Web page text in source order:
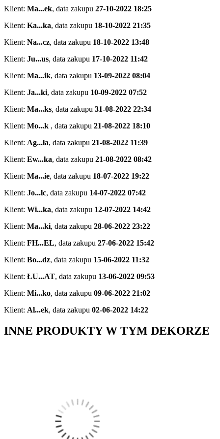
Klient: Ma...ek, data zakupu 27-10-2022 18:25
Klient: Ka...ka, data zakupu 18-10-2022 21:35
Klient: Na...cz, data zakupu 18-10-2022 13:48
Klient: Ju...us, data zakupu 17-10-2022 11:42
Klient: Ma...ik, data zakupu 13-09-2022 08:04
Klient: Ja...ki, data zakupu 10-09-2022 07:52
Klient: Ma...ks, data zakupu 31-08-2022 22:34
Klient: Mo...k , data zakupu 21-08-2022 18:10
Klient: Ag...ła, data zakupu 21-08-2022 11:39
Klient: Ew...ka, data zakupu 21-08-2022 08:42
Klient: Ma...ie, data zakupu 18-07-2022 19:22
Klient: Jo...lc, data zakupu 14-07-2022 07:42
Klient: Wi...ka, data zakupu 12-07-2022 14:42
Klient: Ma...ki, data zakupu 28-06-2022 23:22
Klient: FH...EL, data zakupu 27-06-2022 15:42
Klient: Bo...dz, data zakupu 15-06-2022 11:32
Klient: ŁU...AT, data zakupu 13-06-2022 09:53
Klient: Mi...ko, data zakupu 09-06-2022 21:02
Klient: Al...ek, data zakupu 02-06-2022 14:22
INNE PRODUKTY W TYM DEKORZE